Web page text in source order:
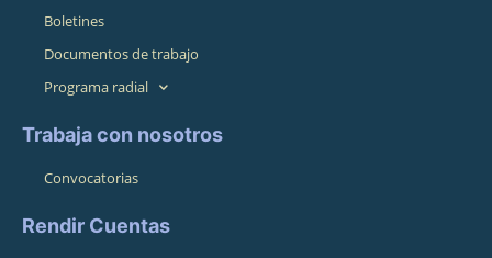
Boletines
Documentos de trabajo
Programa radial
Trabaja con nosotros
Convocatorias
Rendir Cuentas